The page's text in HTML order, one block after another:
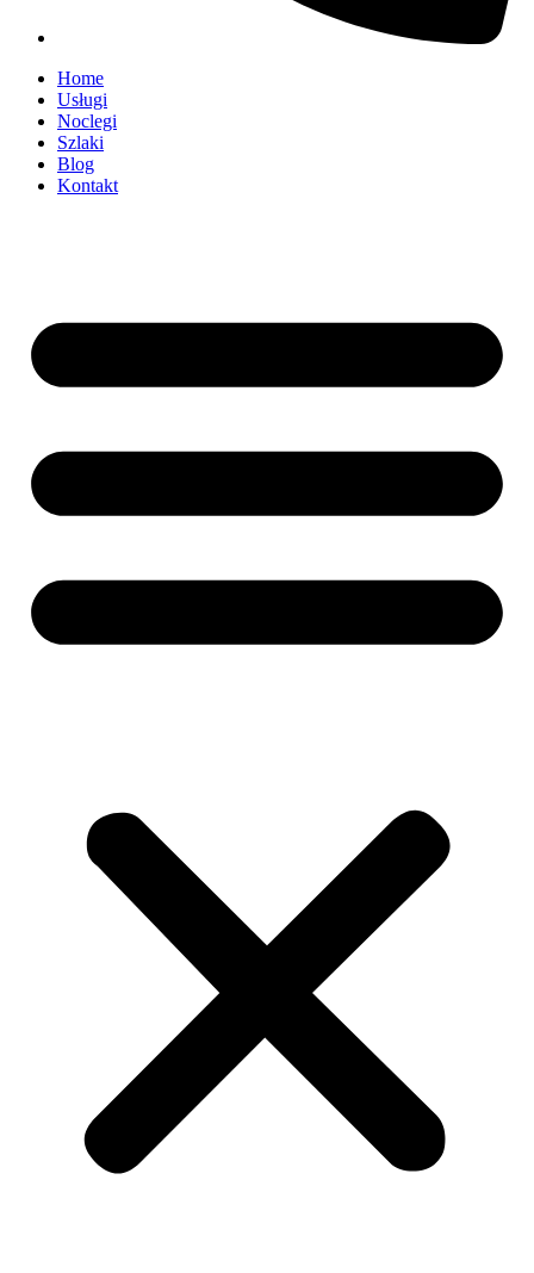
Home
Usługi
Noclegi
Szlaki
Blog
Kontakt